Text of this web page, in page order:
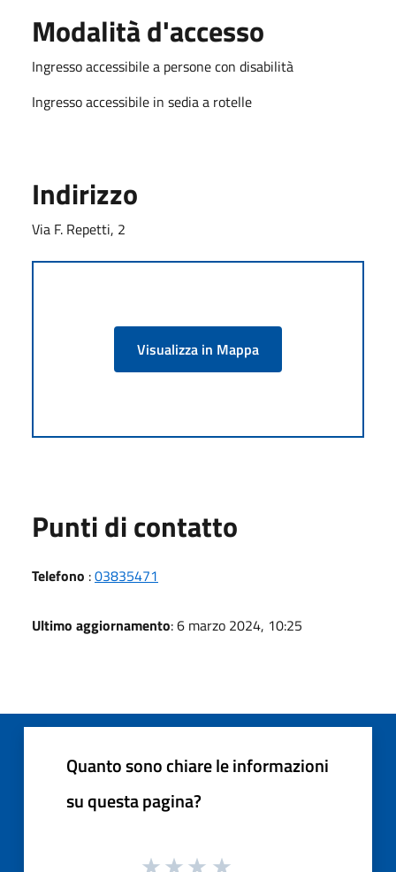
Modalità d'accesso
Ingresso accessibile a persone con disabilità
Ingresso accessibile in sedia a rotelle
Indirizzo
Via F. Repetti, 2
Visualizza in Mappa
Punti di contatto
Telefono :03835471
Ultimo aggiornamento: 6 marzo 2024, 10:25
Quanto sono chiare le informazioni
su questa pagina?